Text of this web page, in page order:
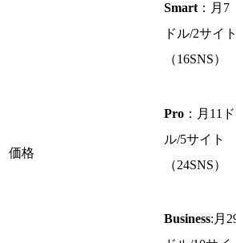
価格
Smart：月7
ドル/2サイト
（16SNS）
Pro ：月11ド
ル/5サイト
（24SNS）
Business:月